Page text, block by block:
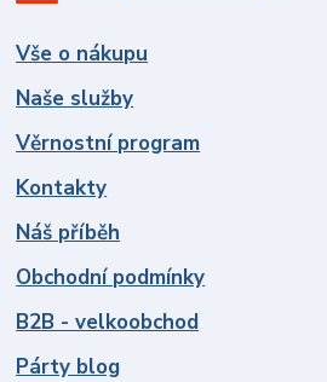
Vše o nákupu
Naše služby
Věrnostní program
Kontakty
Náš příběh
Obchodní podmínky
B2B - velkoobchod
Párty blog